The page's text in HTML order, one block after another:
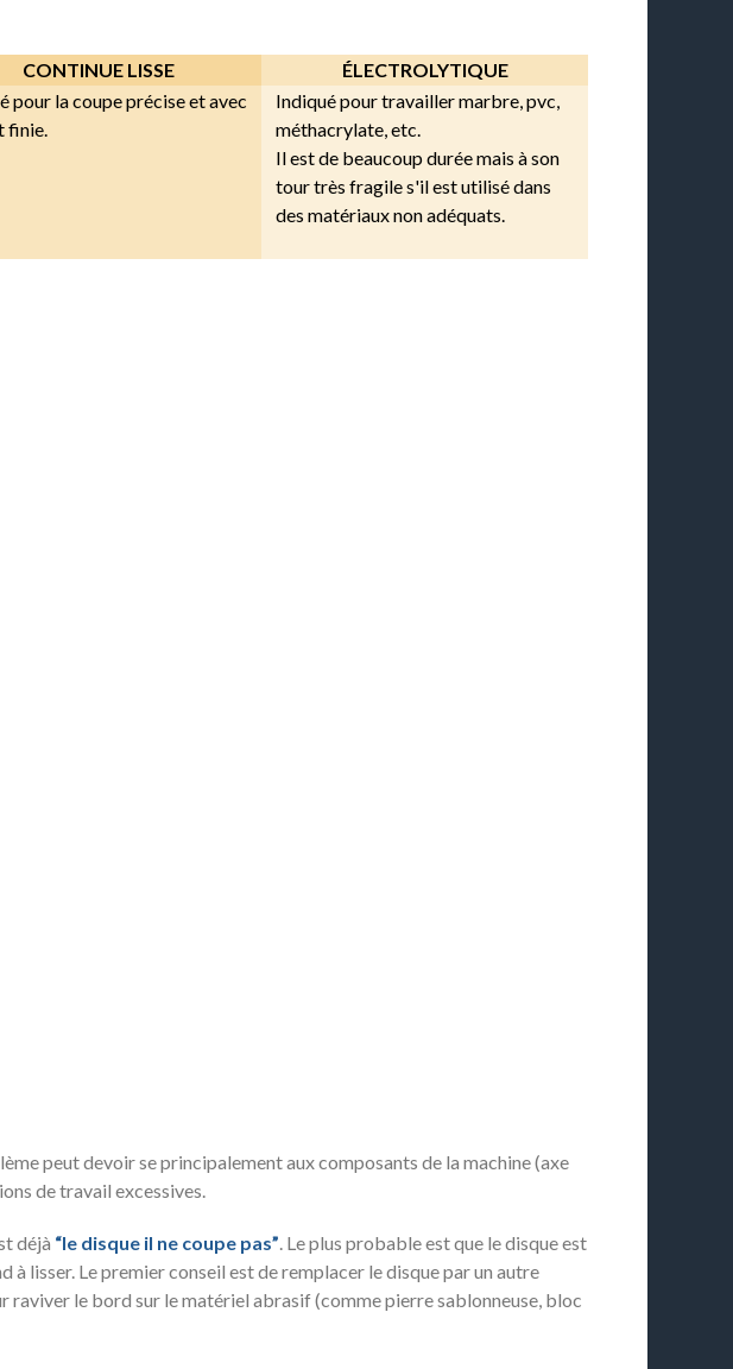
CONTINUE LISSE
ÉLECTROLYTIQUE
pour la coupe précise et avec
finie.
Indiqué pour travailler marbre, pvc,
méthacrylate, etc.
Il est de beaucoup durée mais à son
tour très fragile s'il est utilisé dans
des matériaux non adéquats.
peut devoir se principalement aux composants de la machine (axe
de travail excessives.
déjà “le disque il ne coupe pas”. Le plus probable est que le disque est
lisser. Le premier conseil est de remplacer le disque par un autre
raviver le bord sur le matériel abrasif (comme pierre sablonneuse, bloc